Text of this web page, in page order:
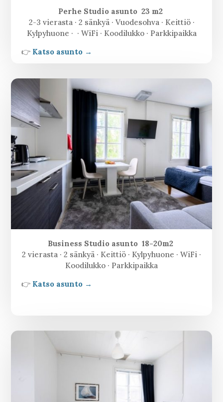
Perhe Studio asunto 23 m2
2-3 vierasta · 2 sänkyä · Vuodesohva · Keittiö ·
Kylpyhuone · · WiFi · Koodilukko · Parkkipaikka
👉 Katso asunto →
Business Studio asunto 18-20m2
2 vierasta · 2 sänkyä · Keittiö · Kylpyhuone · WiFi ·
Koodilukko · Parkkipaikka
👉 Katso asunto →